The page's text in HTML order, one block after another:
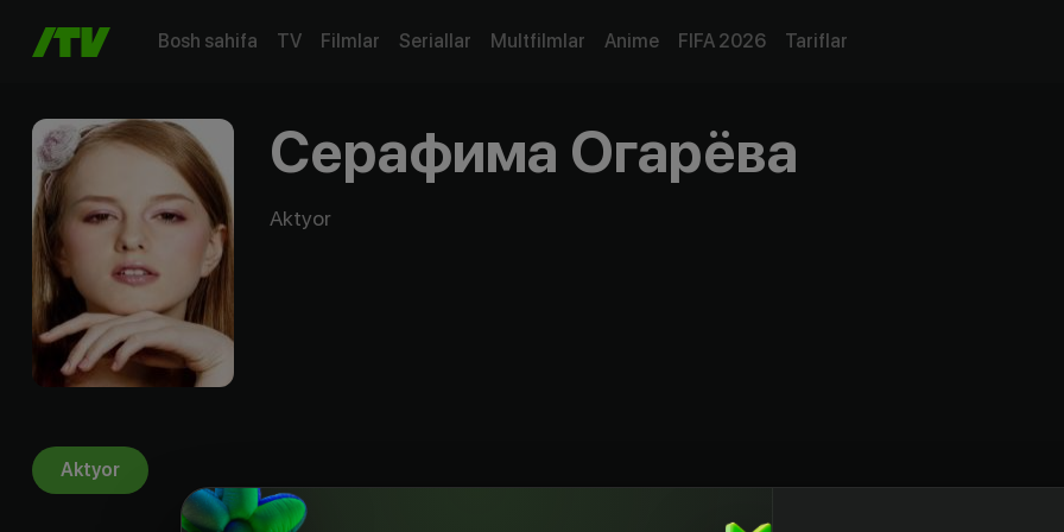
Bosh sahifa TV Filmlar Seriallar Multfilmlar Anime FIFA 2026 Tariflar
Серафима Огарёва
Aktyor
Aktyor